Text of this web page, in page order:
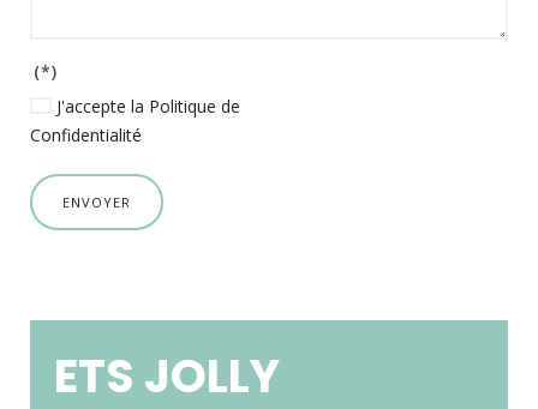
(*)
J'accepte la Politique de
Confidentialité
ENVOYER
ETS JOLLY